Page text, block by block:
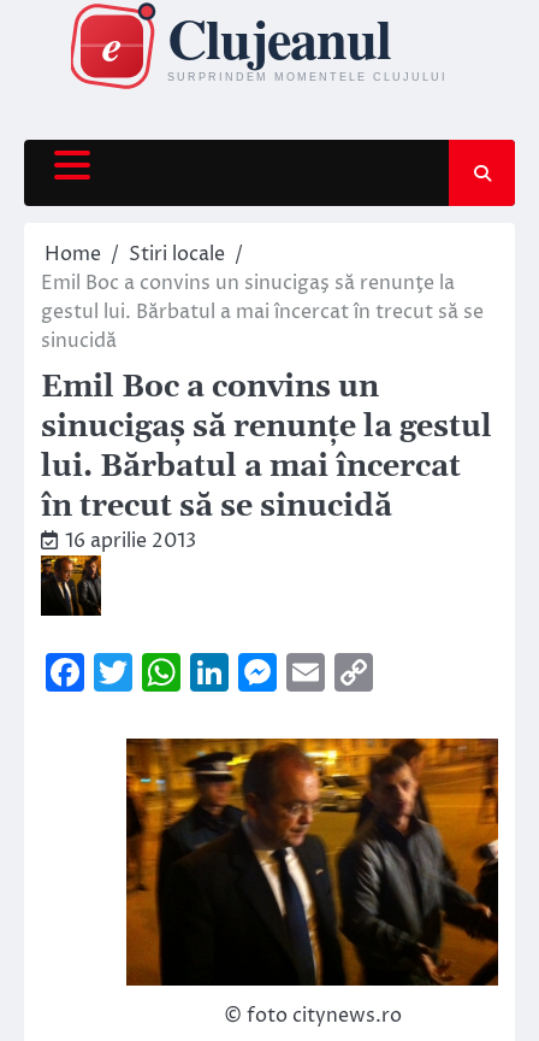
content
Home
Stiri locale
Emil Boc a convins un sinucigaş să renunţe la
gestul lui. Bărbatul a mai încercat în trecut să se
sinucidă
Emil Boc a convins un
sinucigaş să renunţe la gestul
lui. Bărbatul a mai încercat
în trecut să se sinucidă
16 aprilie 2013
Facebook
Twitter
WhatsApp
LinkedIn
Messenger
Email
© foto citynews.ro